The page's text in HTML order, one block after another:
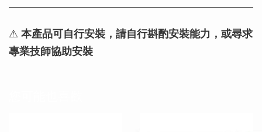
⚠ 本產品可自行安裝，請自行斟酌安裝能力，或尋求
專業技師協助安裝